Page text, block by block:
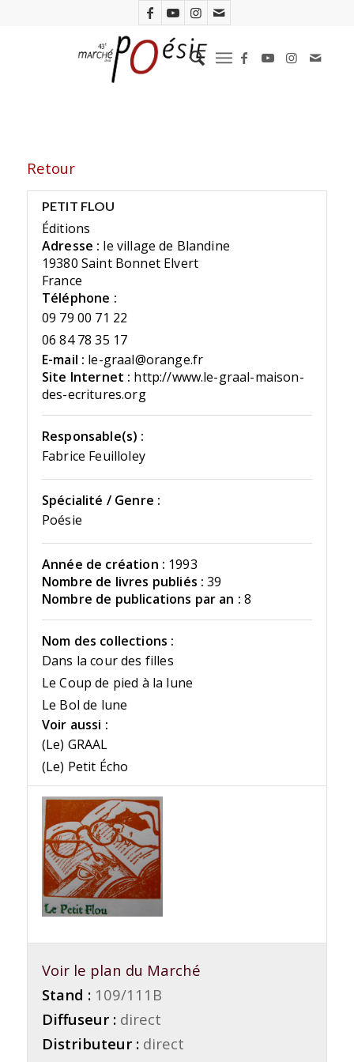
Retour
PETIT FLOU
Éditions
Adresse : le village de Blandine
19380 Saint Bonnet Elvert
France
Téléphone :
09 79 00 71 22
06 84 78 35 17
E-mail : le-graal@orange.fr
Site Internet : http://www.le-graal-maison-
des-ecritures.org
Responsable(s) :
Fabrice Feuilloley
Spécialité / Genre :
Poésie
Année de création : 1993
Nombre de livres publiés : 39
Nombre de publications par an : 8
Nom des collections :
Dans la cour des filles
Le Coup de pied à la lune
Le Bol de lune
Voir aussi :
(Le) GRAAL
(Le) Petit Écho
Voir le plan du Marché
Stand : 109/111B
Diffuseur : direct
Distributeur : direct